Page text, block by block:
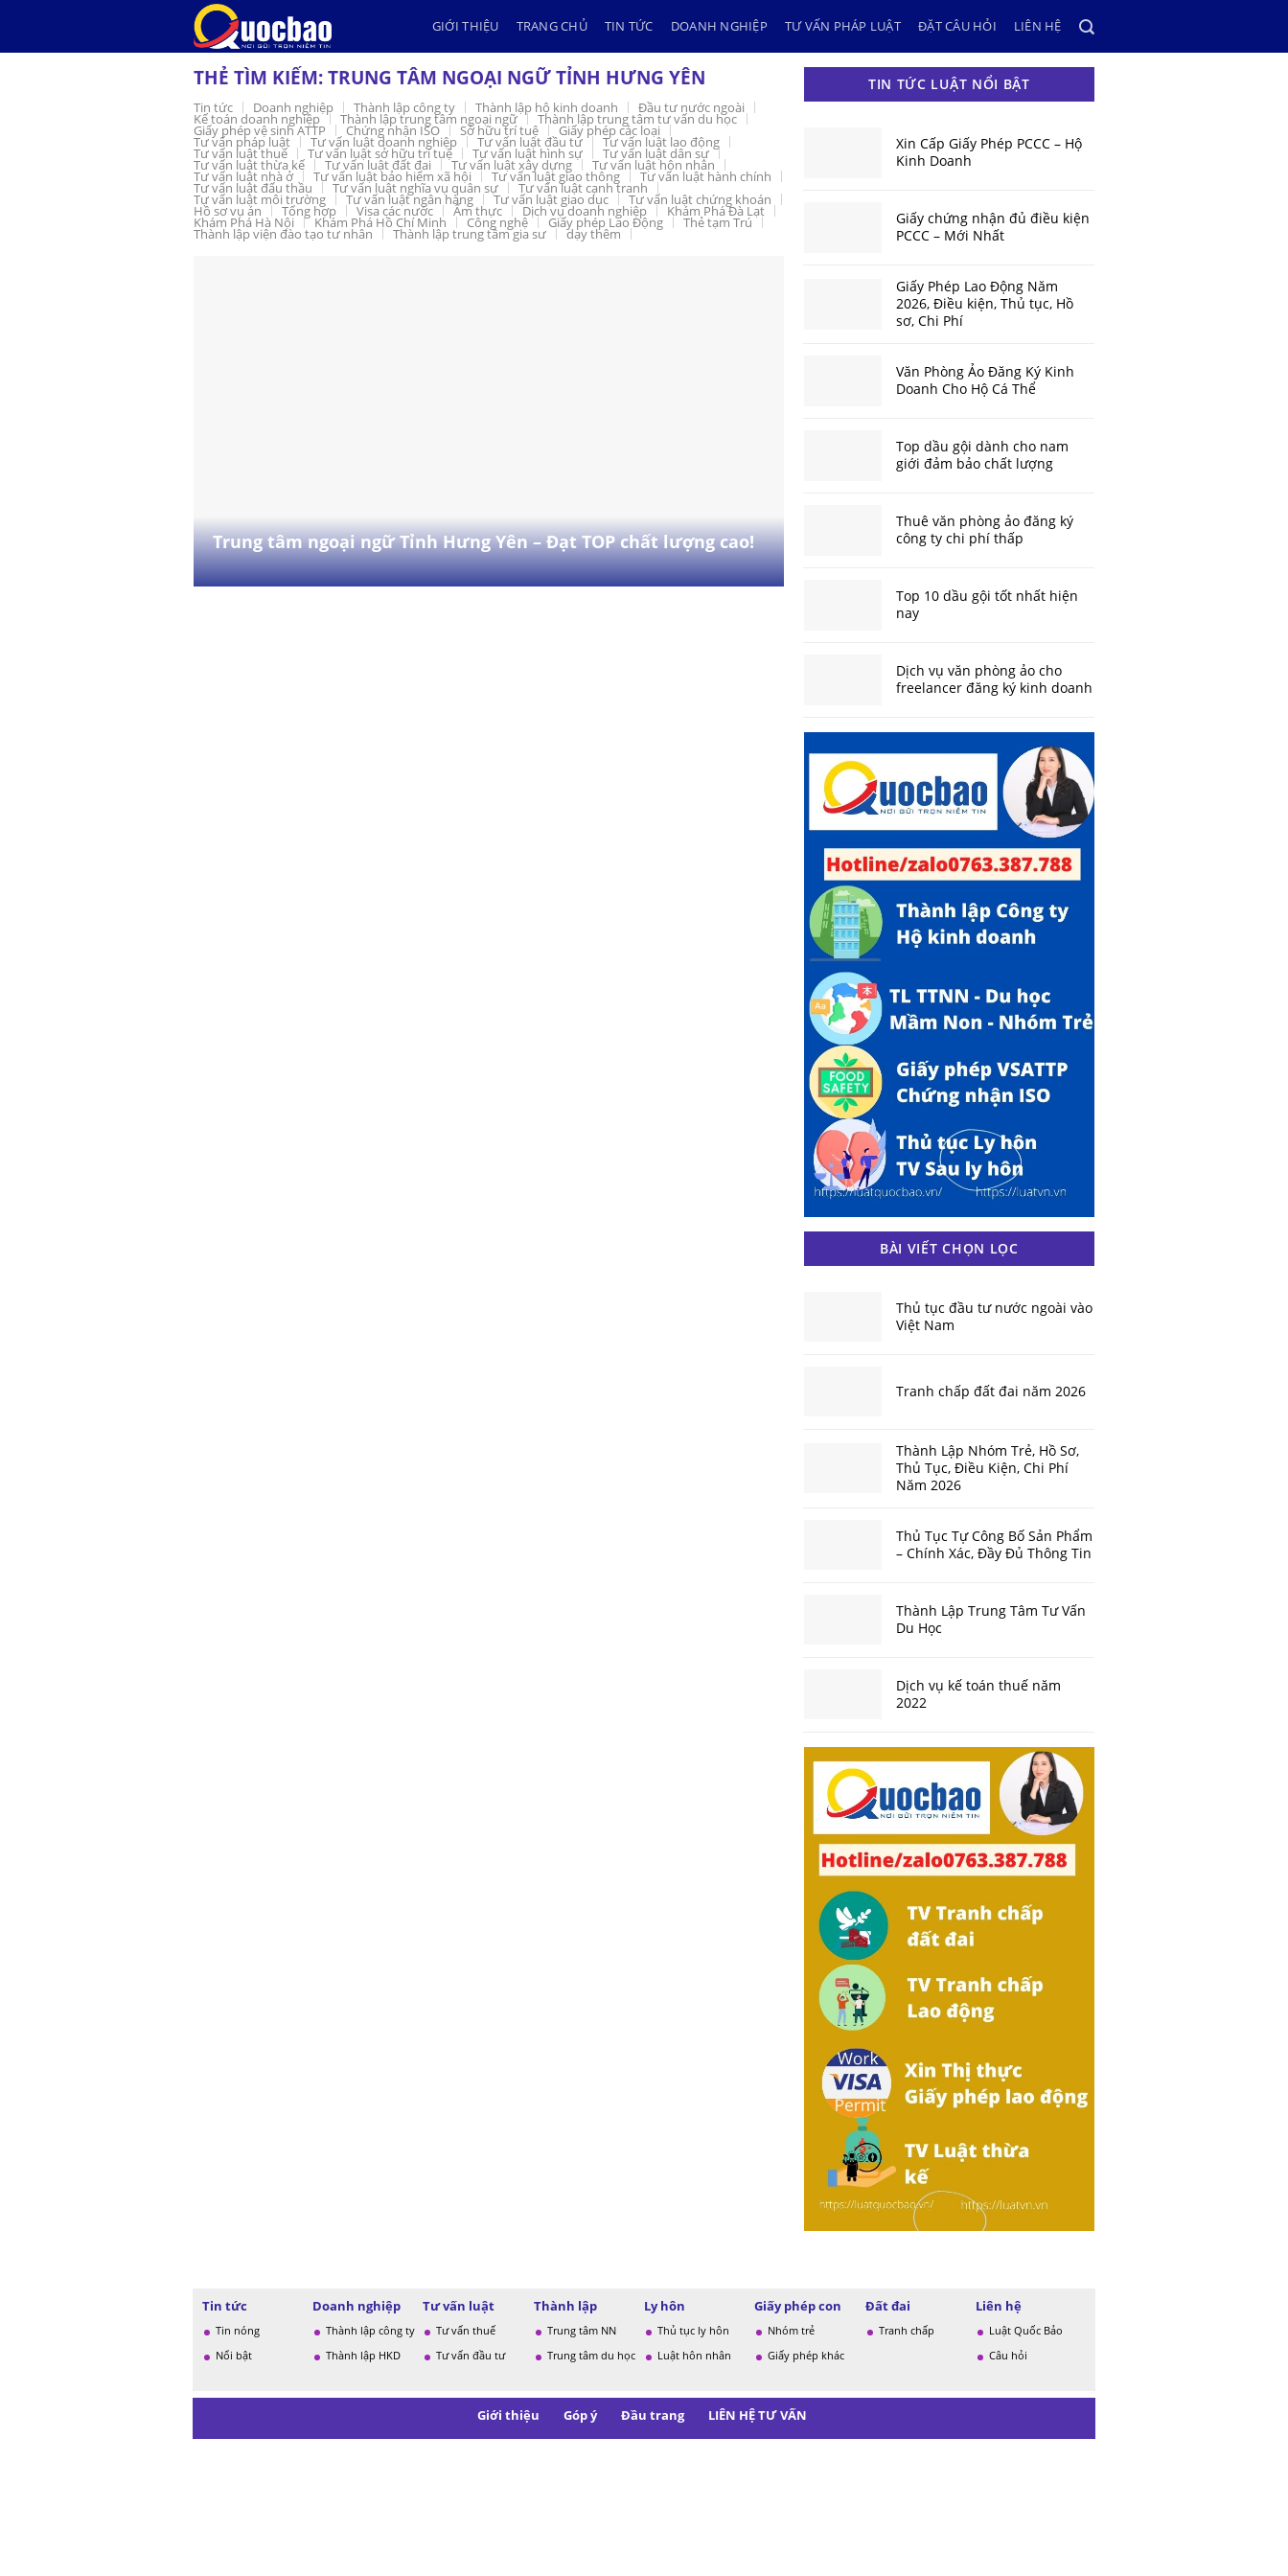
content
GIỚI THIỆU TRANG CHỦ TIN TỨC DOANH NGHIỆP TƯ VẤN PHÁP LUẬT ĐẶT CÂU HỎI LIÊN HỆ
THẺ TÌM KIẾM:TRUNG TÂM NGOẠI NGỮ TỈNH HƯNG YÊN
Tin tức Doanh nghiệp Thành lập công ty Thành lập hộ kinh doanh Đầu tư nước ngoài
Kế toán doanh nghiệp Thành lập trung tâm ngoại ngữ Thành lập trung tâm tư vấn du học
Giấy phép vệ sinh ATTP Chứng nhận ISO Sở hữu trí tuệ Giấy phép các loại
Tư vấn pháp luật Tư vấn luật doanh nghiệp Tư vấn luật đầu tư Tư vấn luật lao động
Tư vấn luật thuế Tư vấn luật sở hữu trí tuệ Tư vấn luật hình sự Tư vấn luật dân sự
Tư vấn luật thừa kế Tư vấn luật đất đai Tư vấn luật xây dựng Tư vấn luật hôn nhân
Tư vấn luật nhà ở Tư vấn luật bảo hiểm xã hội Tư vấn luật giao thông Tư vấn luật hành chính
Tư vấn luật đấu thầu Tư vấn luật nghĩa vụ quân sự Tư vấn luật cạnh tranh
Tư vấn luật môi trường Tư vấn luật ngân hàng Tư vấn luật giao dục Tư vấn luật chứng khoán
Hồ sơ vụ án Tổng hợp Visa các nước Ẩm thực Dịch vụ doanh nghiệp Khám Phá Đà Lạt
Khám Phá Hà Nội Khám Phá Hồ Chí Minh Công nghệ Giấy phép Lao Động Thẻ tạm Trú
Thành lập viện đào tạo tư nhân Thành lập trung tâm gia sư dạy thêm
Trung tâm ngoại ngữ Tỉnh Hưng Yên – Đạt TOP chất lượng cao!
TIN TỨC LUẬT NỔI BẬT
Xin Cấp Giấy Phép PCCC – Hộ
Kinh Doanh
Giấy chứng nhận đủ điều kiện
PCCC – Mới Nhất
Giấy Phép Lao Động Năm
2026, Điều kiện, Thủ tục, Hồ
sơ, Chi Phí
Văn Phòng Ảo Đăng Ký Kinh
Doanh Cho Hộ Cá Thể
Top dầu gội dành cho nam
giới đảm bảo chất lượng
Thuê văn phòng ảo đăng ký
công ty chi phí thấp
Top 10 dầu gội tốt nhất hiện
nay
Dịch vụ văn phòng ảo cho
freelancer đăng ký kinh doanh
BÀI VIẾT CHỌN LỌC
Thủ tục đầu tư nước ngoài vào
Việt Nam
Tranh chấp đất đai năm 2026
Thành Lập Nhóm Trẻ, Hồ Sơ,
Thủ Tục, Điều Kiện, Chi Phí
Năm 2026
Thủ Tục Tự Công Bố Sản Phẩm
– Chính Xác, Đầy Đủ Thông Tin
Thành Lập Trung Tâm Tư Vấn
Du Học
Dịch vụ kế toán thuế năm
2022
Tin tức
Tin nóng
Nổi bật
Doanh nghiệp
Thành lập công ty
Thành lập HKD
Tư vấn luật
Tư vấn thuế
Tư vấn đầu tư
Thành lập
Trung tâm NN
Trung tâm du học
Ly hôn
Thủ tục ly hôn
Luật hôn nhân
Giấy phép con
Nhóm trẻ
Giấy phép khác
Đất đai
Tranh chấp
Liên hệ
Luật Quốc Bảo
Câu hỏi
Giới thiệu Góp ý Đầu trang LIÊN HỆ TƯ VẤN